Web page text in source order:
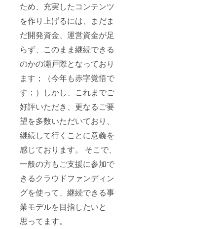
ため、充実したコンテンツ
を作り上げるには、まだま
だ開発資金、運営資金が足
らず、このまま継続できる
のかの瀬戸際となっており
ます；（今年も赤字覚悟で
す；）しかし、これまでご
好評いただき、更なるご要
望を多数いただいており、
継続して行くことに意義を
感じております。 そこで、
一般の方もご支援に参加で
きるクラウドファンディン
グを使って、継続できる事
業モデルを目指したいと
思ってます。